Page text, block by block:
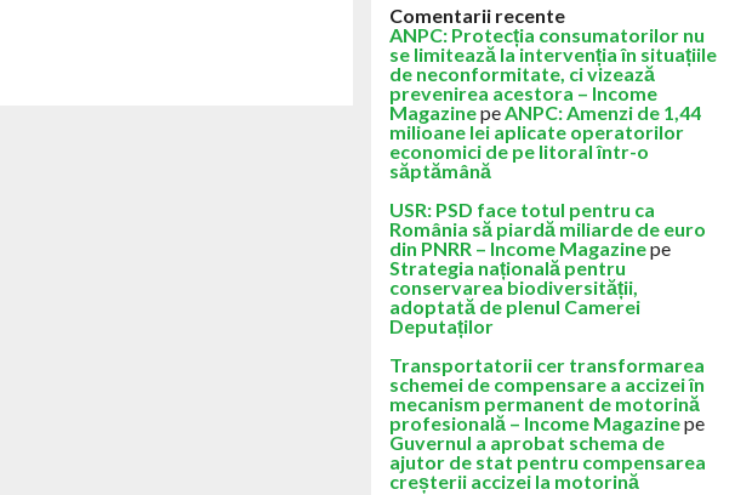
Comentarii recente
ANPC: Protecția consumatorilor nu
se limitează la intervenția în situațiile
de neconformitate, ci vizează
prevenirea acestora – Income
MagazinepeANPC: Amenzi de 1,44
milioane lei aplicate operatorilor
economici de pe litoral într-o
săptămână
USR: PSD face totul pentru ca
România să piardă miliarde de euro
din PNRR – Income Magazinepe
Strategia națională pentru
conservarea biodiversității,
adoptată de plenul Camerei
Deputaților
Transportatorii cer transformarea
schemei de compensare a accizei în
mecanism permanent de motorină
profesională – Income Magazinepe
Guvernul a aprobat schema de
ajutor de stat pentru compensarea
creșterii accizei la motorină